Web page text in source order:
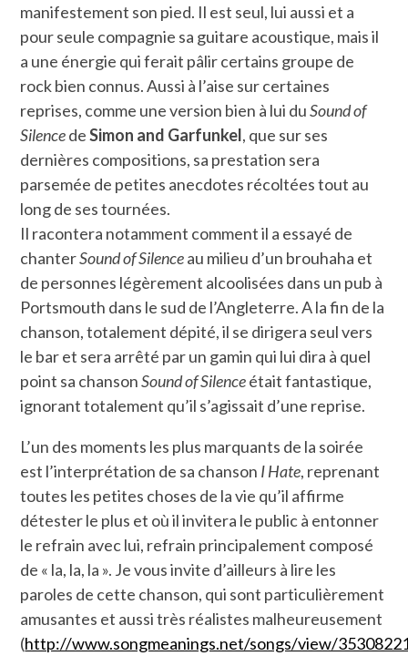
manifestement son pied. Il est seul, lui aussi et a
pour seule compagnie sa guitare acoustique, mais il
a une énergie qui ferait pâlir certains groupe de
rock bien connus. Aussi à l’aise sur certaines
reprises, comme une version bien à lui duSound of
SilencedeSimon and Garfunkel, que sur ses
dernières compositions, sa prestation sera
parsemée de petites anecdotes récoltées tout au
long de ses tournées.
Il racontera notamment comment il a essayé de
chanterSound of Silenceau milieu d’un brouhaha et
de personnes légèrement alcoolisées dans un pub à
Portsmouth dans le sud de l’Angleterre. A la fin de la
chanson, totalement dépité, il se dirigera seul vers
le bar et sera arrêté par un gamin qui lui dira à quel
point sa chansonSound of Silenceétait fantastique,
ignorant totalement qu’il s’agissait d’une reprise.
L’un des moments les plus marquants de la soirée
est l’interprétation de sa chanson I Hate, reprenant
toutes les petites choses de la vie qu’il affirme
détester le plus et où il invitera le public à entonner
le refrain avec lui, refrain principalement composé
de « la, la, la ». Je vous invite d’ailleurs à lire les
paroles de cette chanson, qui sont particulièrement
amusantes et aussi très réalistes malheureusement
(http://www.songmeanings.net/songs/view/